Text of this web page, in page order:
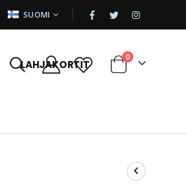
KIELI SUOMI |
LAHJAKORTIT Cart
0tuotetta